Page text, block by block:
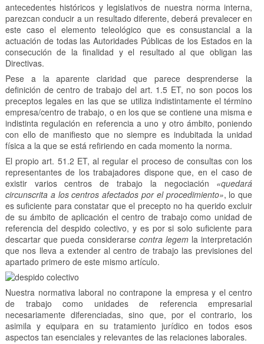
antecedentes históricos y legislativos de nuestra norma interna,
parezcan conducir a un resultado diferente, deberá prevalecer en
este caso el elemento teleológico que es consustancial a la
actuación de todas las Autoridades Públicas de los Estados en la
consecución de la finalidad y el resultado al que obligan las
Directivas.
Pese a la aparente claridad que parece desprenderse la
definición de centro de trabajo del art. 1.5 ET, no son pocos los
preceptos legales en las que se utiliza indistintamente el término
empresa/centro de trabajo, o en los que se contiene una misma e
indistinta regulación en referencia a uno y otro ámbito, poniendo
con ello de manifiesto que no siempre es indubitada la unidad
física a la que se está refiriendo en cada momento la norma.
El propio art. 51.2 ET, al regular el proceso de consultas con los
representantes de los trabajadores dispone que, en el caso de
existir varios centros de trabajo la negociación «quedará
circunscrita a los centros afectados por el procedimiento», lo que
es suficiente para constatar que el precepto no ha querido excluir
de su ámbito de aplicación el centro de trabajo como unidad de
referencia del despido colectivo, y es por si solo suficiente para
descartar que pueda considerarse contra legemla interpretación
que nos lleva a extender al centro de trabajo las previsiones del
apartado primero de este mismo artículo.
Nuestra normativa laboral no contrapone la empresa y el centro
de trabajo como unidades de referencia empresarial
necesariamente diferenciadas, sino que, por el contrario, los
asimila y equipara en su tratamiento jurídico en todos esos
aspectos tan esenciales y relevantes de las relaciones laborales.